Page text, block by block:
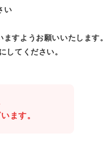
い
すようお願いいたします。
してください。
ます。